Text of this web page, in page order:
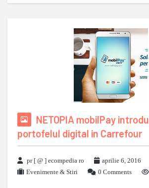
NETOPIA mobilPay
portofelul digital in Carrefour
pr [ @ ] ecompedia ro
aprilie 6, 2016
Evenimente & Stiri
0 Comments